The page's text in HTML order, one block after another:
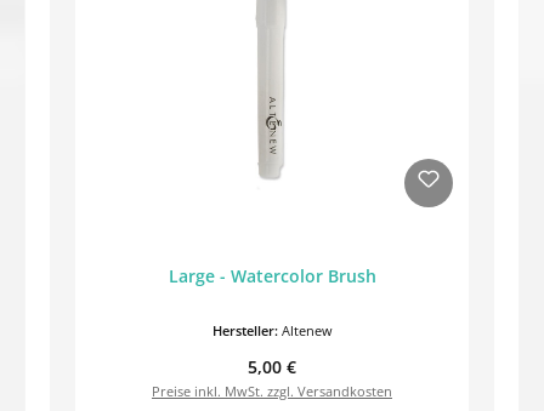
Large - Watercolor Brush
Hersteller: Altenew
Regulärer Preis:
5,00 €
Preise inkl. MwSt. zzgl. Versandkosten